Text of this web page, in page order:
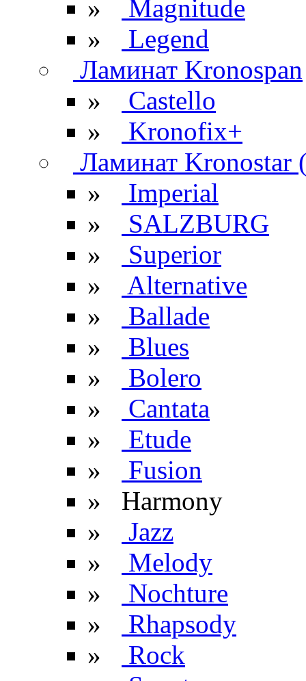
»
Magnitude
»
Legend
Ламинат Kronospan
»
Castello
»
Kronofix+
Ламинат Kronostar
»
Imperial
»
SALZBURG
»
Superior
»
Alternative
»
Ballade
»
Blues
»
Bolero
»
Cantata
»
Etude
»
Fusion
» Harmony
»
Jazz
»
Melody
»
Nochture
»
Rhapsody
»
Rock